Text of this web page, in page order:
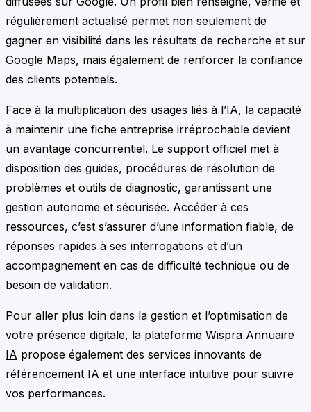
régulièrement actualisé permet non seulement de
gagner en visibilité dans les résultats de recherche et sur
Google Maps, mais également de renforcer la confiance
des clients potentiels.
Face à la multiplication des usages liés à l’IA, la capacité
à maintenir une fiche entreprise irréprochable devient
un avantage concurrentiel. Le support officiel met à
disposition des guides, procédures de résolution de
problèmes et outils de diagnostic, garantissant une
gestion autonome et sécurisée. Accéder à ces
ressources, c’est s’assurer d’une information fiable, de
réponses rapides à ses interrogations et d’un
accompagnement en cas de difficulté technique ou de
besoin de validation.
Pour aller plus loin dans la gestion et l’optimisation de
votre présence digitale, la plateforme Wispra Annuaire
IA propose également des services innovants de
référencement IA et une interface intuitive pour suivre
vos performances.